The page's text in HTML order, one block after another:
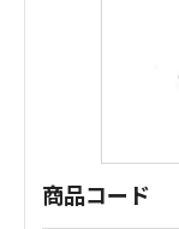
商品コード